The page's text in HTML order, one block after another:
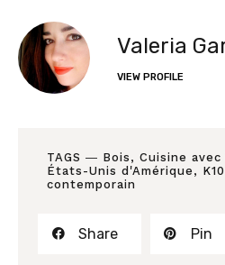
Valeria
VIEW PROFILE
TAGS ― Bois , Cuisine
États-Unis d'Amérique ,
contemporain
Share Pin